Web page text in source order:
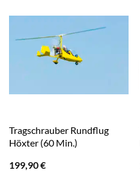
Tragschrauber Rundflug
Höxter (60 Min.)
199,90€